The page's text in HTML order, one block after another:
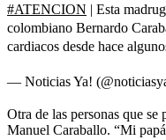
#ATENCION | Esta
colombiano Bernardo
cardiacos desde hace
— Noticias Ya!
Otra de las personas que
Manuel Caraballo. “Mi